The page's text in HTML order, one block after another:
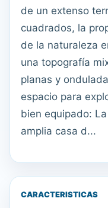
de un extenso
cuadrados, la
de la naturaleza
una topografía
planas y
espacio para
bien equipado:
amplia casa d...
CARACTERISTICAS